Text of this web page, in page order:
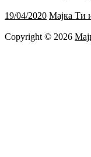
19/04/2020 Мајка Ти
Copyright © 2026